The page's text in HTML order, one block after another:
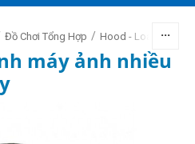
Đồ Chơi Tổng Hợp / Hood - Loa - Nắp
máy ảnh nhiều